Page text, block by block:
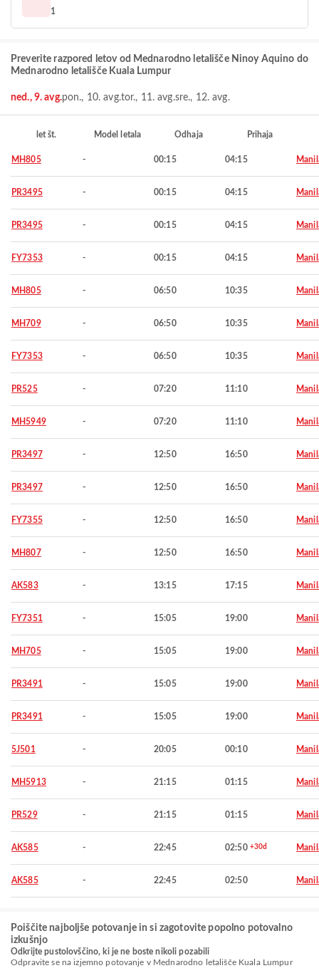
1
Preverite razpored letov od Mednarodno letališče Ninoy Aquino do
Mednarodno letališče Kuala Lumpur
ned., 9. avg.pon., 10. avg.tor., 11. avg.sre., 12. avg.
let št. Model letala Odhaja Prihaja
MH805 - 00:15 04:15
PR3495 - 00:15 04:15
PR3495 - 00:15 04:15
FY7353 - 00:15 04:15
MH805 - 06:50 10:35
MH709 - 06:50 10:35
FY7353 - 06:50 10:35
PR525 - 07:20 11:10
MH5949 - 07:20 11:10
PR3497 - 12:50 16:50
PR3497 - 12:50 16:50
FY7355 - 12:50 16:50
MH807 - 12:50 16:50
AK583 - 13:15 17:15
FY7351 - 15:05 19:00
MH705 - 15:05 19:00
PR3491 - 15:05 19:00
PR3491 - 15:05 19:00
5J501 - 20:05 00:10
MH5913 - 21:15 01:15
PR529 - 21:15 01:15
AK585 - 22:45 02:50 +30d
AK585 - 22:45 02:50
Poiščite najboljše potovanje in si zagotovite popolno potovalno
izkušnjo
Odkrijte pustolovščino, ki je ne boste nikoli pozabili
Odpravite se na izjemno potovanje v Mednarodno letališče Kuala Lumpur